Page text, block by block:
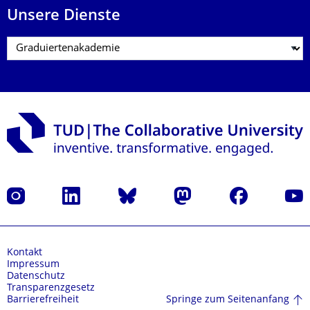
Unsere Dienste
Instagram LinkedIn Bluesky Mastodon Facebook
Kontakt
Impressum
Datenschutz
Transparenzgesetz
Barrierefreiheit
Springe zum Seitenanfang